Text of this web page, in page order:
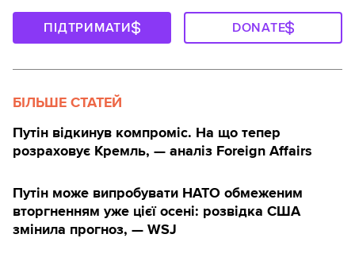
ПІДТРИМАТИ DONATE
БІЛЬШЕ СТАТЕЙ
Путін відкинув компроміс. На що тепер
розраховує Кремль, — аналіз Foreign Affairs
Путін може випробувати НАТО обмеженим
вторгненням уже цієї осені: розвідка США
змінила прогноз, — WSJ